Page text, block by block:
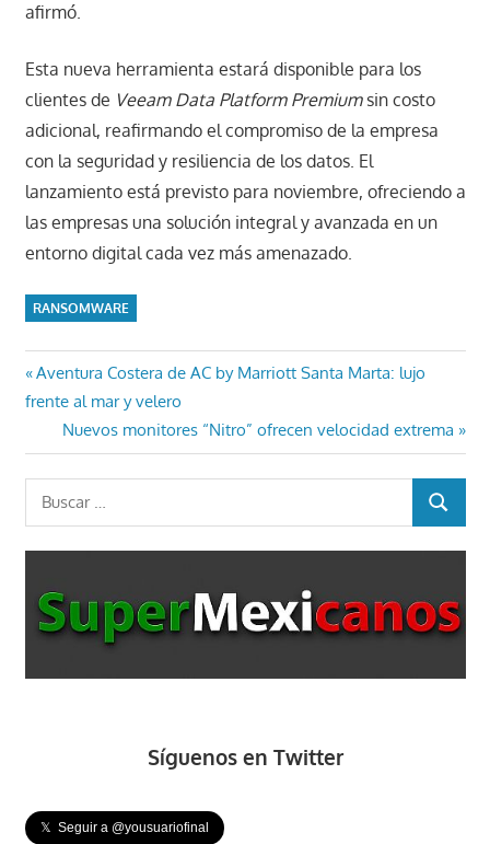
afirmó.
Esta nueva herramienta estará disponible para los
clientes de Veeam Data Platform Premiumsin costo
adicional, reafirmando el compromiso de la empresa
con la seguridad y resiliencia de los datos. El
lanzamiento está previsto para noviembre, ofreciendo a
las empresas una solución integral y avanzada en un
entorno digital cada vez más amenazado.
RANSOMWARE
Navegación
entradas
Entrada
anterior:
Aventura Costera de AC by Marriott Santa Marta: lujo
frente al mar y velero
Entrada
siguiente:
Nuevos monitores “Nitro” ofrecen velocidad extrema
Buscar:
BUSCAR
Síguenos en Twitter
𝕏 Seguir a @yousuariofinal